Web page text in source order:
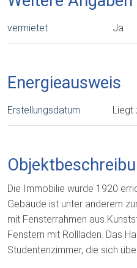
vermietet Ja
Energieausweis
Erstellungsdatum Liegt
Die Immobilie wurde 1920
Gebäude ist unter anderem
mit Fensterrahmen aus
Fenstern mit Rollläden. Das
Studentenzimmer, die sich